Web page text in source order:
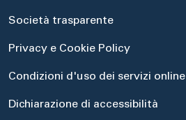
Società trasparente
Privacy e Cookie Policy
Condizioni d'uso dei servizi online
Dichiarazione di accessibilità